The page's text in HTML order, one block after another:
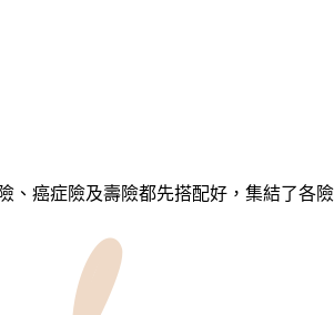
、癌症險及壽險都先搭配好，集結了各